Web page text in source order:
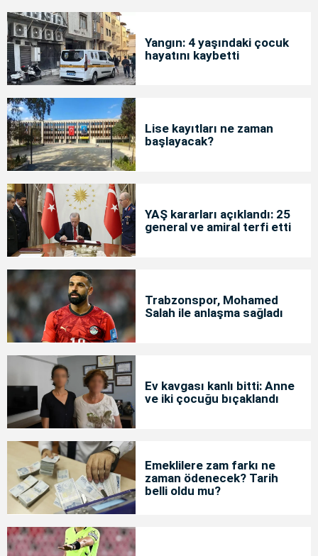
Yangın: 4 yaşındaki çocuk
hayatını kaybetti
Lise kayıtları ne zaman
başlayacak?
YAŞ kararları açıklandı: 25
general ve amiral terfi etti
Trabzonspor, Mohamed
Salah ile anlaşma sağladı
Ev kavgası kanlı bitti: Anne
ve iki çocuğu bıçaklandı
Emeklilere zam farkı ne
zaman ödenecek? Tarih
belli oldu mu?